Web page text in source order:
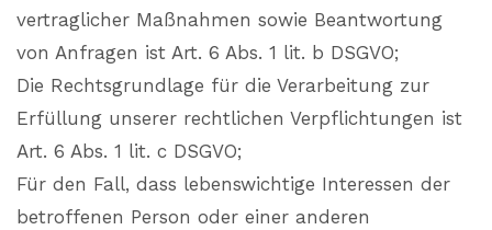
vertraglicher Maßnahmen sowie Beantwortung
von Anfragen ist Art. 6 Abs. 1 lit. b DSGVO;
Die Rechtsgrundlage für die Verarbeitung zur
Erfüllung unserer rechtlichen Verpflichtungen ist
Art. 6 Abs. 1 lit. c DSGVO;
Für den Fall, dass lebenswichtige Interessen der
betroffenen Person oder einer anderen